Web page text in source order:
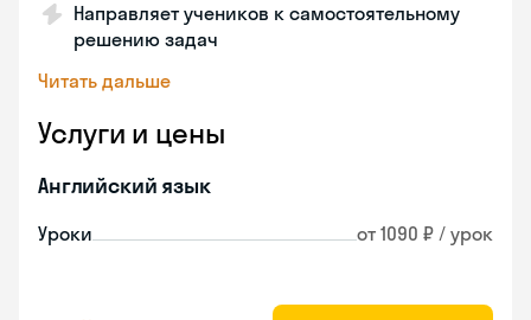
Направляет учеников к самостоятельному
решению задач
Читать дальше
Услуги и цены
Английский язык
Уроки от 1090 ₽ / урок